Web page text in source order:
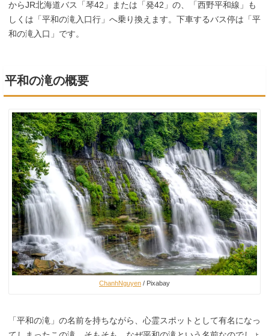
からJR北海道バス「琴42」または「発42」の、「西野平和線」も
しくは「平和の滝入口行」へ乗り換えます。下車するバス停は「平
和の滝入口」です。
平和の滝の概要
ChanhNguyen / Pixabay
「平和の滝」の名前を持ちながら、心霊スポットとして有名になっ